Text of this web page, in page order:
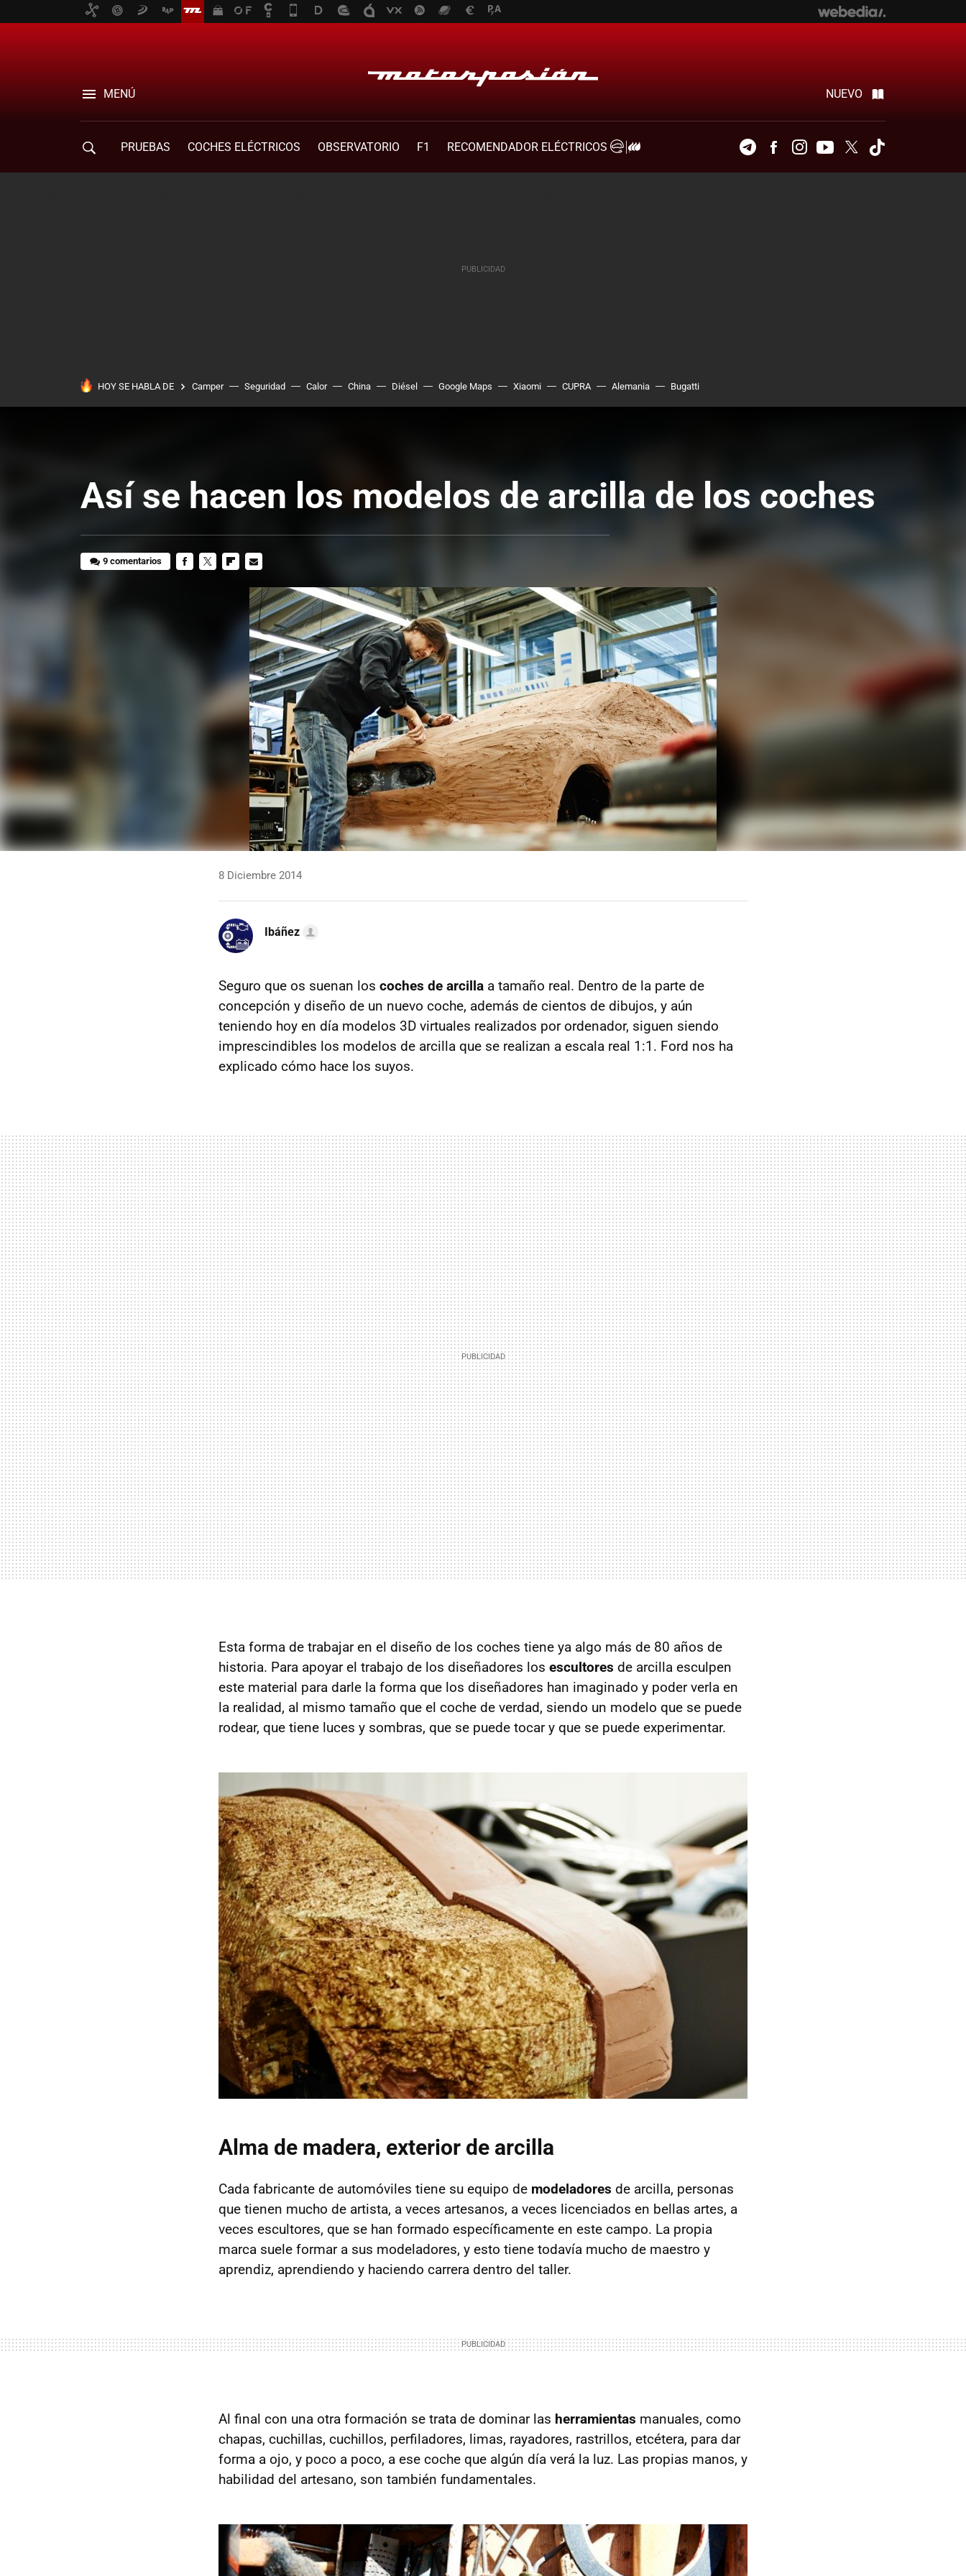
MENÚ NUEVO
PRUEBAS COCHES ELÉCTRICOS OBSERVATORIO F1
RECOMENDADOR ELÉCTRICOS
TelegramFacebookInstagramYoutubeTwitter
HOY SE HABLA DE Camper Seguridad Calor China Diésel Google Maps Xiaomi CUPRA Alemania Bugatti
Así se hacen los modelos de arcilla de los coches
9 comentarios
MAIL
8 Diciembre 2014
Ibáñez
Seguro que os suenan los coches de arcilla a tamaño real. Dentro de la parte de
concepción y diseño de un nuevo coche, además de cientos de dibujos, y aún
teniendo hoy en día modelos 3D virtuales realizados por ordenador, siguen siendo
imprescindibles los modelos de arcilla que se realizan a escala real 1:1. Ford nos ha
explicado cómo hace los suyos.
Esta forma de trabajar en el diseño de los coches tiene ya algo más de 80 años de
historia. Para apoyar el trabajo de los diseñadores los escultores de arcilla esculpen
este material para darle la forma que los diseñadores han imaginado y poder verla en
la realidad, al mismo tamaño que el coche de verdad, siendo un modelo que se puede
rodear, que tiene luces y sombras, que se puede tocar y que se puede experimentar.
Alma de madera, exterior de arcilla
Cada fabricante de automóviles tiene su equipo de modeladores de arcilla, personas
que tienen mucho de artista, a veces artesanos, a veces licenciados en bellas artes, a
veces escultores, que se han formado específicamente en este campo. La propia
marca suele formar a sus modeladores, y esto tiene todavía mucho de maestro y
aprendiz, aprendiendo y haciendo carrera dentro del taller.
Al final con una otra formación se trata de dominar las herramientas manuales, como
chapas, cuchillas, cuchillos, perfiladores, limas, rayadores, rastrillos, etcétera, para dar
forma a ojo, y poco a poco, a ese coche que algún día verá la luz. Las propias manos, y
habilidad del artesano, son también fundamentales.